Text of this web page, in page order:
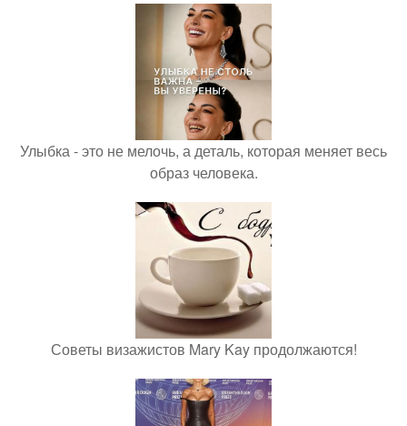
Улыбка - это не мелочь, а деталь, которая меняет весь
образ человека.
Советы визажистов Mary Kay продолжаются!